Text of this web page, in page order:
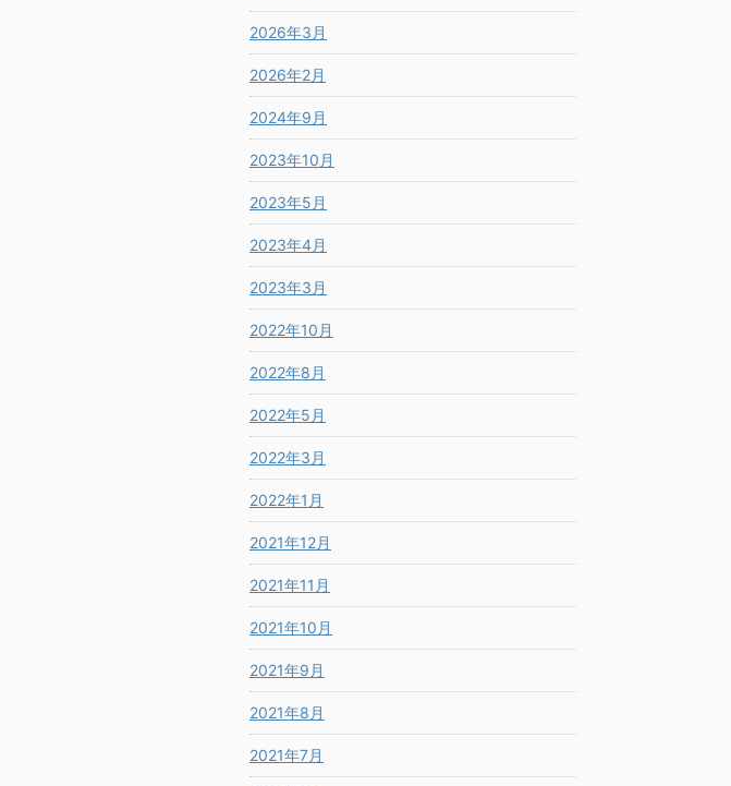
2026年3月
2026年2月
2024年9月
2023年10月
2023年5月
2023年4月
2023年3月
2022年10月
2022年8月
2022年5月
2022年3月
2022年1月
2021年12月
2021年11月
2021年10月
2021年9月
2021年8月
2021年7月